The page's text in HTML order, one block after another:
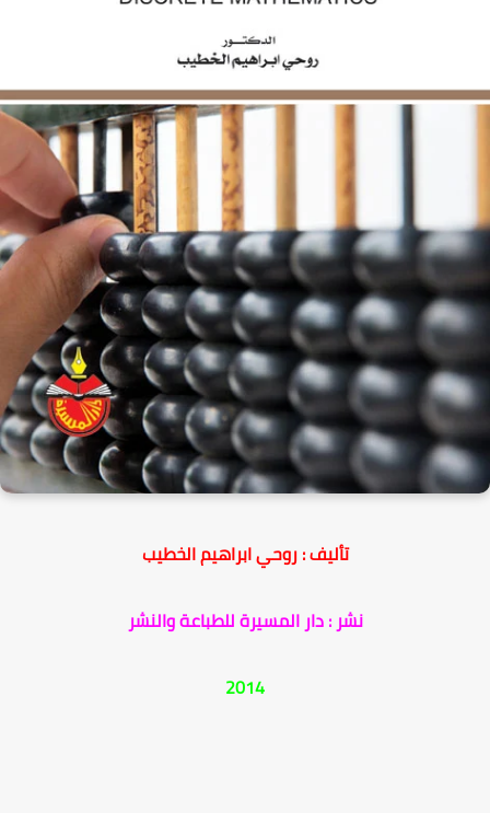
تأليف : روحي ابراهيم الخطيب
نشر : دار المسيرة للطباعة والنشر
2014